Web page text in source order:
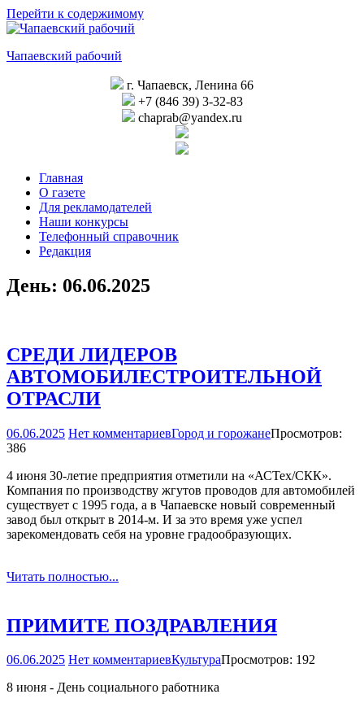
Перейти к содержимому
Чапаевский рабочий
г. Чапаевск, Ленина 66
+7 (846 39) 3-32-83
chaprab@yandex.ru
Главная
О газете
Для рекламодателей
Наши конкурсы
Телефонный справочник
Редакция
День: 06.06.2025
СРЕДИ ЛИДЕРОВ
АВТОМОБИЛЕСТРОИТЕЛЬНОЙ
ОТРАСЛИ
06.06.2025 Нет комментариевГород и горожанеПросмотров:
386
4 июня 30-летие предприятия отметили на «АСТех/СКК».
Компания по производству жгутов проводов для автомобилей
существует с 1995 года, а в Чапаевске новый современный
завод был открыт в 2014-м. И за это время уже успел
зарекомендовать себя на уровне градообразующих.
Читать полностью...
ПРИМИТЕ ПОЗДРАВЛЕНИЯ
06.06.2025 Нет комментариевКультураПросмотров: 192
8 июня - День социального работника